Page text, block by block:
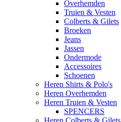
Overhemden
Truien & Vesten
Colberts & Gilets
Broeken
Jeans
Jassen
Ondermode
Accessoires
Schoenen
Heren Shirts & Polo's
Heren Overhemden
Heren Truien & Vesten
SPENCERS
Heren Colberts & Gilets